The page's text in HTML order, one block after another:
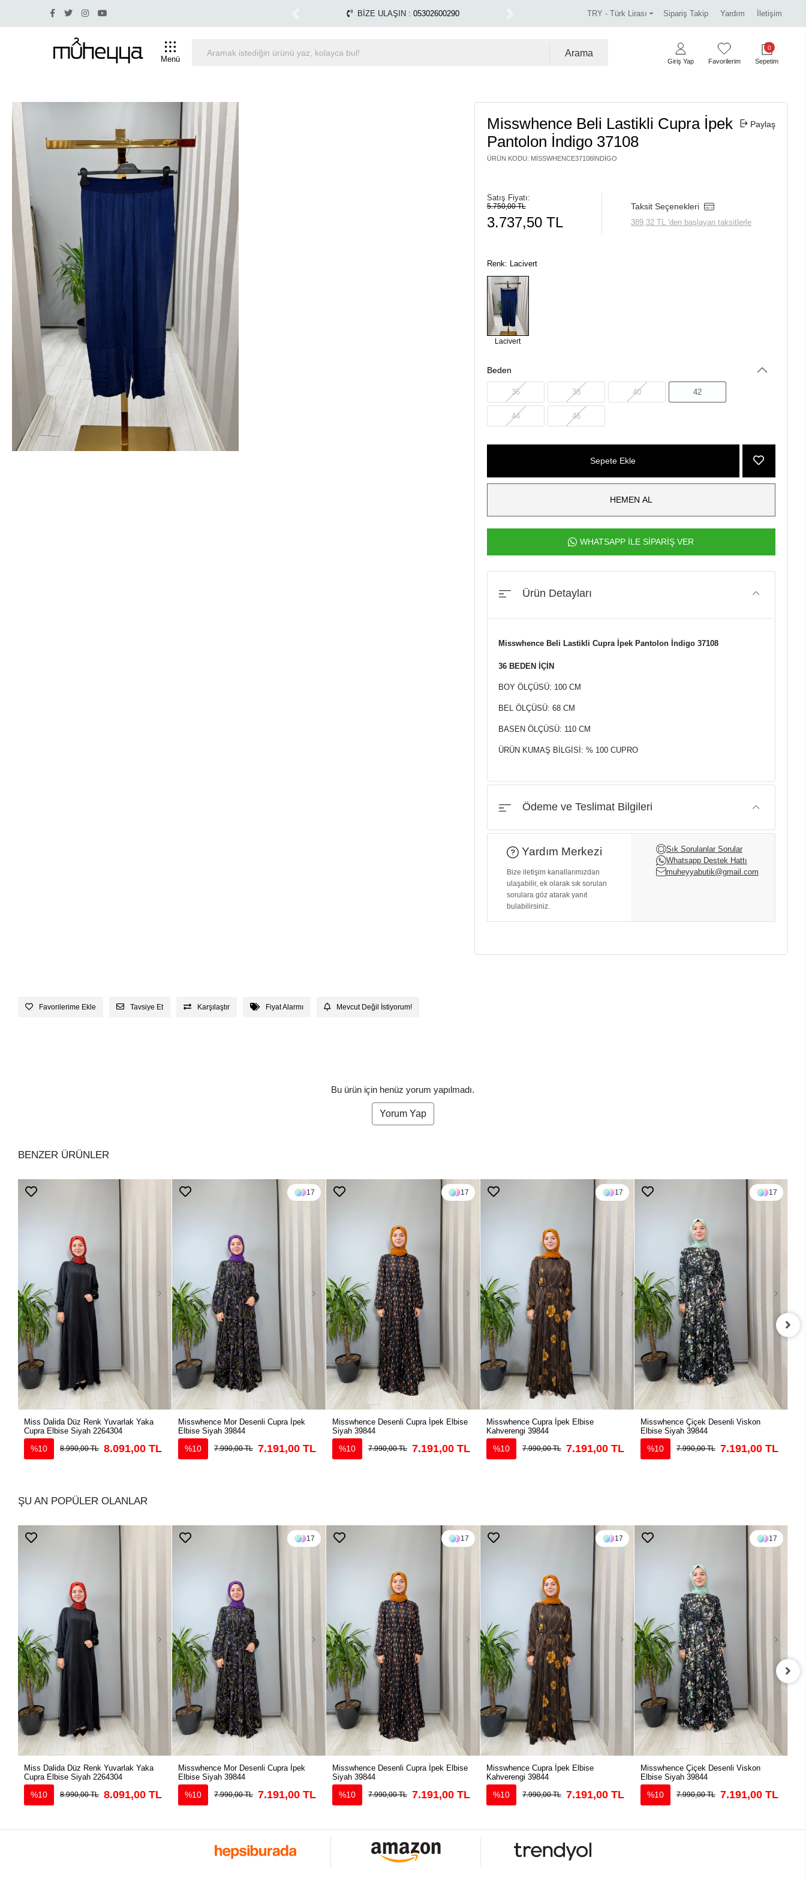
Yüzde 30 ve üstü indirim olan ürünlerde iade ve değişim yapılmamaktadır. Tüm Alışverişlerinizde Kargo Ücretsiz! Miss Dalida marka ürünlerde %30 indirim. Tüm
1500 TL ÜZERİ ÜCRETSİZ KARGO TRY - Türk Lirası Sipariş Takip Yardım İletişim
Menü
Arama
Giriş Yap Favorilerim
0
Sepetim
Misswhence Beli Lastikli Cupra İpek
Pantolon İndigo 37108
ÜRÜN KODU: MISSWHENCE37108İNDIGO
Paylaş
Satış Fiyatı:
5.750,00 TL
3.737,50 TL
Taksit Seçenekleri
389,32 TL 'den başlayan taksitlerle
Renk: Lacivert
Lacivert
Beden
36 38 40 42
44 46
Sepete Ekle
HEMEN AL
WHATSAPP İLE SİPARİŞ VER
Ürün Detayları
Misswhence Beli Lastikli Cupra İpek Pantolon İndigo 37108
36 BEDEN İÇİN
BOY ÖLÇÜSÜ: 100 CM
BEL ÖLÇÜSÜ: 68 CM
BASEN ÖLÇÜSÜ: 110 CM
ÜRÜN KUMAŞ BİLGİSİ: % 100 CUPRO
Ödeme ve Teslimat Bilgileri
Yardım Merkezi
Bize iletişim kanallarımızdan
ulaşabilir, ek olarak sık sorulan
sorulara göz atarak yanıt
bulabilirsiniz.
Sık Sorulanlar Sorular
Whatsapp Destek Hattı
muheyyabutik@gmail.com
Favorilerime Ekle Tavsiye Et Karşılaştır Fiyat Alarmı Mevcut Değil İstiyorum!
Bu ürün için henüz yorum yapılmadı.
Yorum Yap
BENZER ÜRÜNLER
Miss Dalida Düz Renk Yuvarlak Yaka
Cupra Elbise Siyah 2264304
%10 8.990,00 TL 8.091,00 TL
17
Misswhence Mor Desenli Cupra İpek
Elbise Siyah 39844
%10 7.990,00 TL 7.191,00 TL
17
Misswhence Desenli Cupra İpek Elbise
Siyah 39844
%10 7.990,00 TL 7.191,00 TL
17
Misswhence Cupra İpek Elbise
Kahverengi 39844
%10 7.990,00 TL 7.191,00 TL
17
Misswhence Çiçek Desenli Viskon
Elbise Siyah 39844
%10 7.990,00 TL 7.191,00 TL
ŞU AN POPÜLER OLANLAR
Miss Dalida Düz Renk Yuvarlak Yaka
Cupra Elbise Siyah 2264304
%10 8.990,00 TL 8.091,00 TL
17
Misswhence Mor Desenli Cupra İpek
Elbise Siyah 39844
%10 7.990,00 TL 7.191,00 TL
17
Misswhence Desenli Cupra İpek Elbise
Siyah 39844
%10 7.990,00 TL 7.191,00 TL
17
Misswhence Cupra İpek Elbise
Kahverengi 39844
%10 7.990,00 TL 7.191,00 TL
17
Misswhence Çiçek Desenli Viskon
Elbise Siyah 39844
%10 7.990,00 TL 7.191,00 TL